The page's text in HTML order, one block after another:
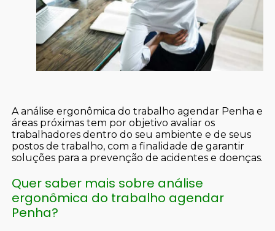
A análise ergonômica do trabalho agendar Penha e
áreas próximas tem por objetivo avaliar os
trabalhadores dentro do seu ambiente e de seus
postos de trabalho, com a finalidade de garantir
soluções para a prevenção de acidentes e doenças.
Quer saber mais sobre análise
ergonômica do trabalho agendar
Penha?